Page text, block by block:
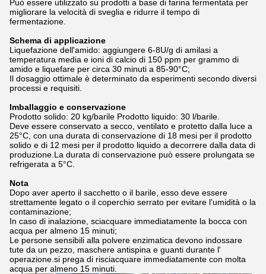
Può essere utilizzato su prodotti a base di farina fermentata per
migliorare la velocità di sveglia e ridurre il tempo di
fermentazione.
Schema di applicazione
Liquefazione dell'amido: aggiungere 6-8U/g di amilasi a
temperatura media e ioni di calcio di 150 ppm per grammo di
amido e liquefare per circa 30 minuti a 85-90°C;
Il dosaggio ottimale è determinato da esperimenti secondo diversi
processi e requisiti.
Imballaggio e conservazione
Prodotto solido: 20 kg/barile Prodotto liquido: 30 l/barile.
Deve essere conservato a secco, ventilato e protetto dalla luce a
25°C, con una durata di conservazione di 18 mesi per il prodotto
solido e di 12 mesi per il prodotto liquido a decorrere dalla data di
produzione.La durata di conservazione può essere prolungata se
refrigerata a 5°C.
Nota
Dopo aver aperto il sacchetto o il barile, esso deve essere
strettamente legato o il coperchio serrato per evitare l'umidità o la
contaminazione;
In caso di inalazione, sciacquare immediatamente la bocca con
acqua per almeno 15 minuti;
Le persone sensibili alla polvere enzimatica devono indossare
tute da un pezzo, maschere antispina e guanti durante l'
operazione.si prega di risciacquare immediatamente con molta
acqua per almeno 15 minuti.